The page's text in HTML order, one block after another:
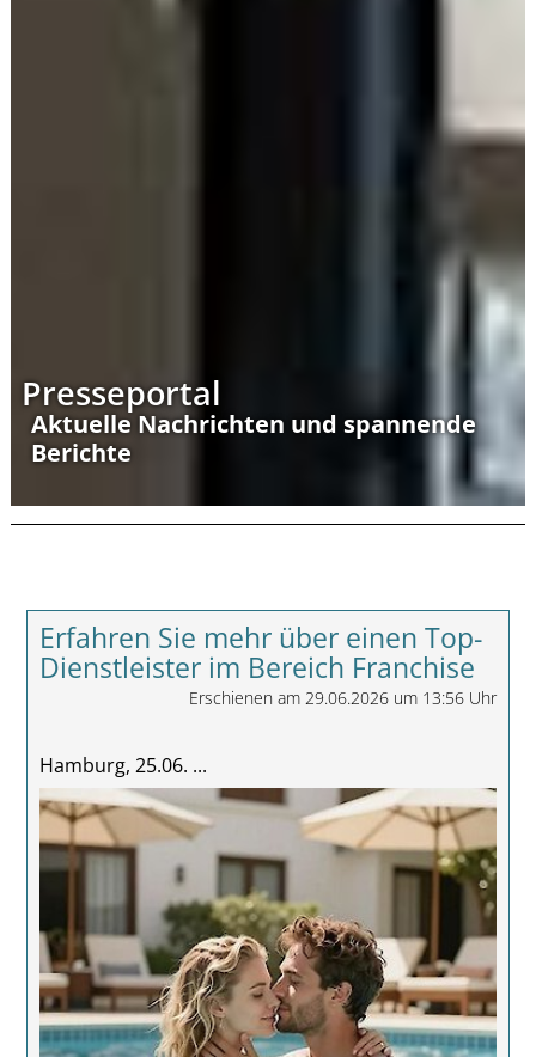
Presseportal
Aktuelle Nachrichten und spannende
Berichte
Erfahren Sie mehr über einen Top-
Dienstleister im Bereich Franchise
Erschienen am 29.06.2026 um 13:56 Uhr
Hamburg, 25.06. ...